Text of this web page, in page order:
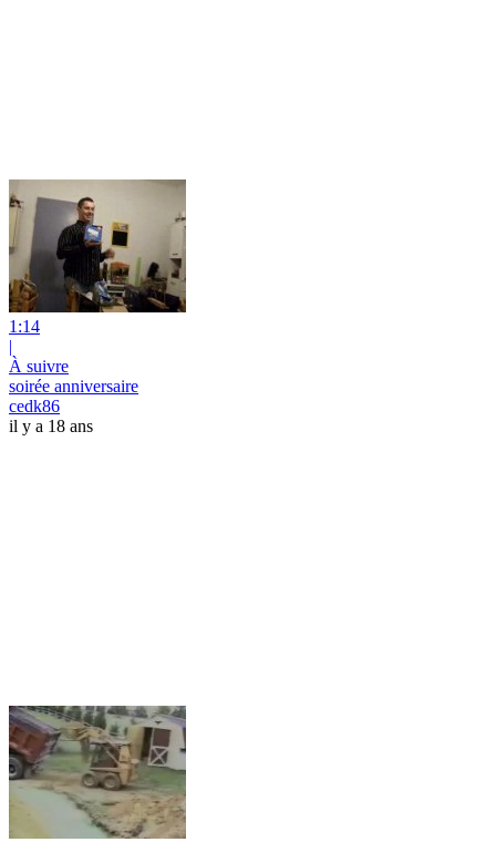
1:14
|
À suivre
soirée anniversaire
cedk86
il y a 18 ans